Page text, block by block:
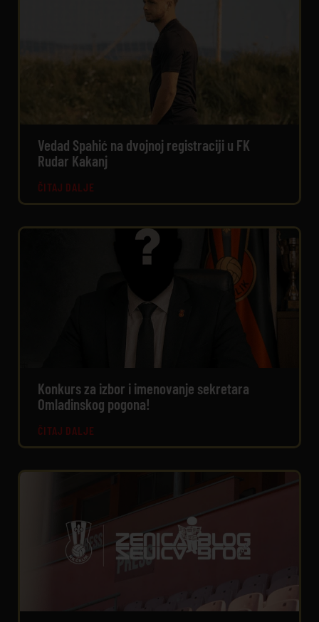
Vedad Spahić na dvojnoj registraciji u FK
Rudar Kakanj
ČITAJ DALJE
Konkurs za izbor i imenovanje sekretara
Omladinskog pogona!
ČITAJ DALJE